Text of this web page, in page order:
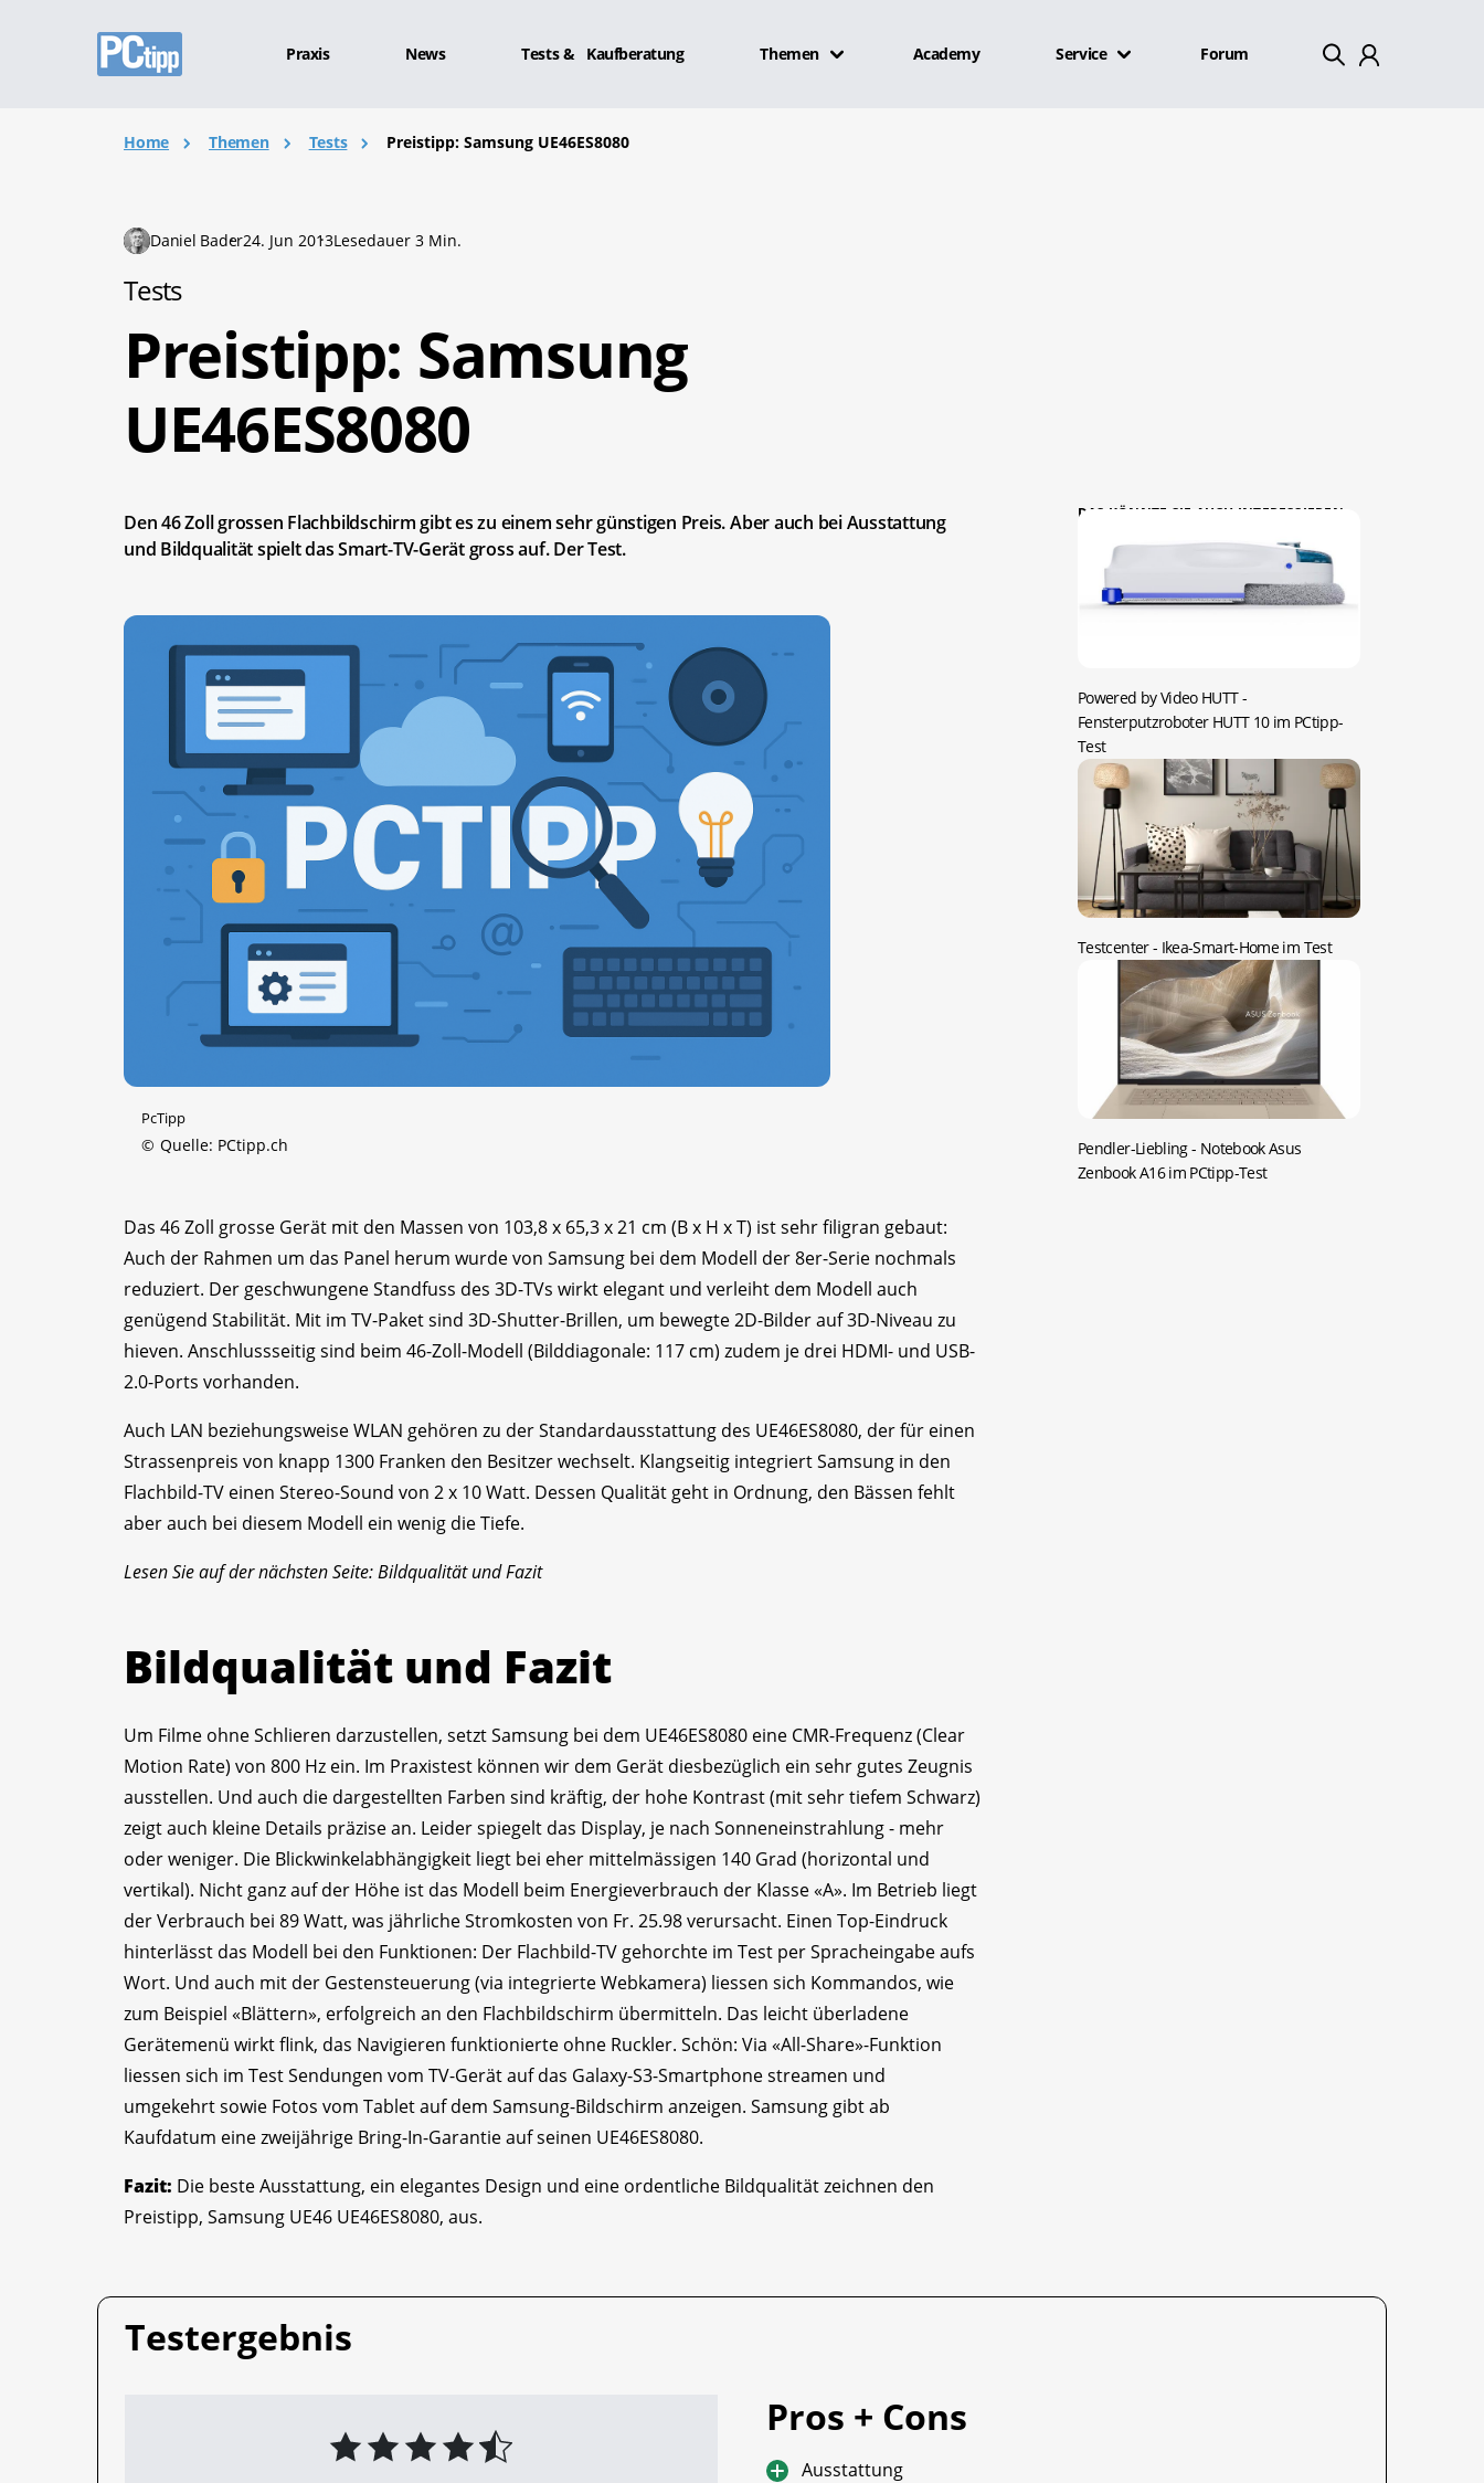
Praxis News Tests & Kaufberatung Themen Academy Service Forum
Home Themen Tests Preistipp: Samsung UE46ES8080
Daniel Bader24. Jun 2013Lesedauer 3 Min.
Tests
Preistipp: Samsung
UE46ES8080
Den 46 Zoll grossen Flachbildschirm gibt es zu einem sehr günstigen Preis. Aber auch bei Ausstattung
und Bildqualität spielt das Smart-TV-Gerät gross auf. Der Test.
PcTipp
© Quelle: PCtipp.ch
Das 46 Zoll grosse Gerät mit den Massen von 103,8 x 65,3 x 21 cm (B x H x T) ist sehr filigran gebaut:
Auch der Rahmen um das Panel herum wurde von Samsung bei dem Modell der 8er-Serie nochmals
reduziert. Der geschwungene Standfuss des 3D-TVs wirkt elegant und verleiht dem Modell auch
genügend Stabilität. Mit im TV-Paket sind 3D-Shutter-Brillen, um bewegte 2D-Bilder auf 3D-Niveau zu
hieven. Anschlussseitig sind beim 46-Zoll-Modell (Bilddiagonale: 117 cm) zudem je drei HDMI- und USB-
2.0-Ports vorhanden.
Auch LAN beziehungsweise WLAN gehören zu der Standardausstattung des UE46ES8080, der für einen
Strassenpreis von knapp 1300 Franken den Besitzer wechselt. Klangseitig integriert Samsung in den
Flachbild-TV einen Stereo-Sound von 2 x 10 Watt. Dessen Qualität geht in Ordnung, den Bässen fehlt
aber auch bei diesem Modell ein wenig die Tiefe.
Lesen Sie auf der nächsten Seite: Bildqualität und Fazit
Bildqualität und Fazit
Um Filme ohne Schlieren darzustellen, setzt Samsung bei dem UE46ES8080 eine CMR-Frequenz (Clear
Motion Rate) von 800 Hz ein. Im Praxistest können wir dem Gerät diesbezüglich ein sehr gutes Zeugnis
ausstellen. Und auch die dargestellten Farben sind kräftig, der hohe Kontrast (mit sehr tiefem Schwarz)
zeigt auch kleine Details präzise an. Leider spiegelt das Display, je nach Sonneneinstrahlung - mehr
oder weniger. Die Blickwinkelabhängigkeit liegt bei eher mittelmässigen 140 Grad (horizontal und
vertikal). Nicht ganz auf der Höhe ist das Modell beim Energieverbrauch der Klasse «A». Im Betrieb liegt
der Verbrauch bei 89 Watt, was jährliche Stromkosten von Fr. 25.98 verursacht. Einen Top-Eindruck
hinterlässt das Modell bei den Funktionen: Der Flachbild-TV gehorchte im Test per Spracheingabe aufs
Wort. Und auch mit der Gestensteuerung (via integrierte Webkamera) liessen sich Kommandos, wie
zum Beispiel «Blättern», erfolgreich an den Flachbildschirm übermitteln. Das leicht überladene
Gerätemenü wirkt flink, das Navigieren funktionierte ohne Ruckler. Schön: Via «All-Share»-Funktion
liessen sich im Test Sendungen vom TV-Gerät auf das Galaxy-S3-Smartphone streamen und
umgekehrt sowie Fotos vom Tablet auf dem Samsung-Bildschirm anzeigen. Samsung gibt ab
Kaufdatum eine zweijährige Bring-In-Garantie auf seinen UE46ES8080.
Fazit: Die beste Ausstattung, ein elegantes Design und eine ordentliche Bildqualität zeichnen den
Preistipp, Samsung UE46 UE46ES8080, aus.
DAS KÖNNTE SIE AUCH INTERESSIEREN:
Powered by Video HUTT -
Fensterputzroboter HUTT 10 im PCtipp-
Test
Testcenter - Ikea-Smart-Home im Test
Pendler-Liebling - Notebook Asus
Zenbook A16 im PCtipp-Test
Testergebnis
Pros + Cons
Ausstattung